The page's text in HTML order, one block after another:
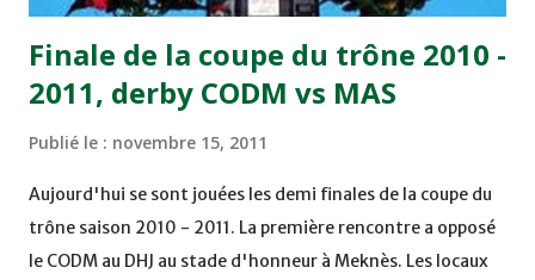
Finale de la coupe du trône 2010 -
2011, derby CODM vs MAS
Publié le : novembre 15, 2011
Aujourd'hui se sont jouées les demi finales de la coupe du
trône saison 2010 - 2011. La première rencontre a opposé
le CODM au DHJ au stade d'honneur à Meknès. Les locaux